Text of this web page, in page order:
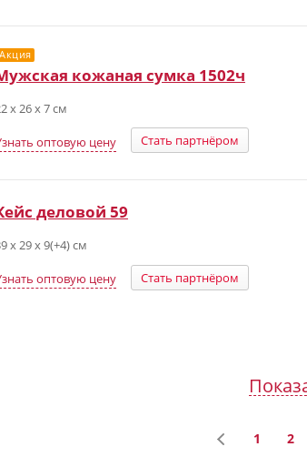
Акция
кожаная сумка 1502ч
х 26 х 7 см
оптовую цену Стать партнёром
деловой 59
х 29 х 9(+4) см
оптовую цену Стать партнёром
1 2